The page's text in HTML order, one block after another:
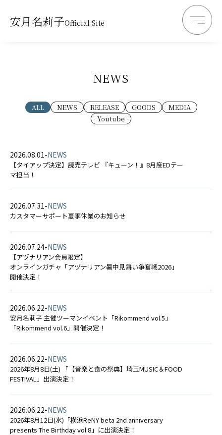
安月名莉子Official Site
NEWS
ALL NEWS RELEASE GOODS
MEDIA
Youtube
2026.08.01-NEWS
【タイアップ決定】読売テレビ 『キューン！』8月度EDテー
マ担当！
2026.07.31-NEWS
カスタマーサポート夏季休業のお知らせ
2026.07.24-NEWS
【アヅナリアン会員限定】
オンラインガチャ「アヅナリアン暑中見舞い争奮戦2026」
開催決定！
2026.06.22-NEWS
安月名莉子 主催ツーマンイベント「Rikommend vol.5」
「Rikommend vol.6」開催決定！
2026.06.22-NEWS
2026年8月8日(土) 「【音楽と食の祭典】埼玉MUSIC＆FOOD
FESTIVAL」出演決定！
2026.06.22-NEWS
2026年8月12日(水)「横浜ReNY beta 2nd anniversary
presents The Birthday vol.8」に出演決定！